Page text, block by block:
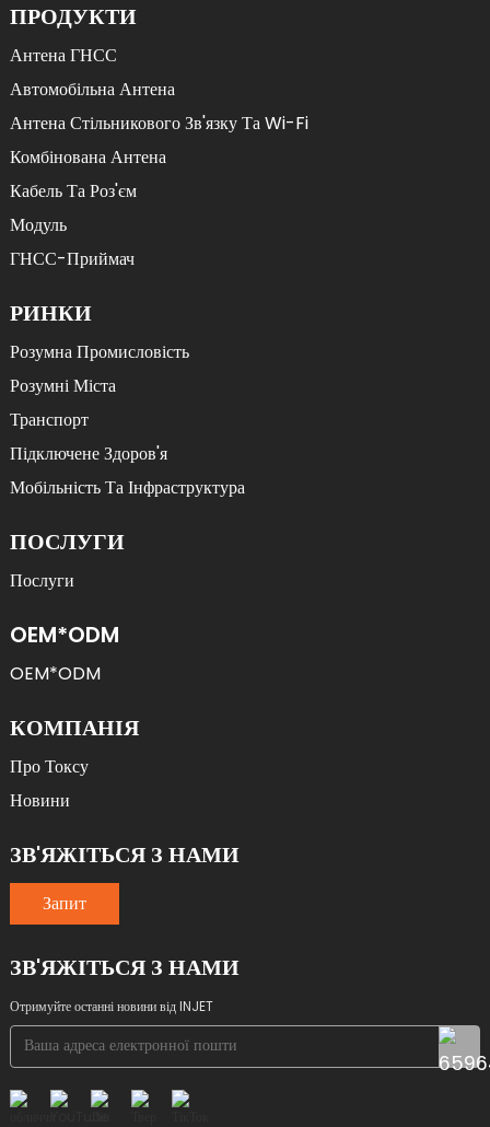
ПРОДУКТИ
Антена ГНСС
Автомобільна Антена
Антена Стільникового Зв'язку Та Wi-Fi
Комбінована Антена
Кабель Та Роз'єм
Модуль
ГНСС-Приймач
РИНКИ
Розумна Промисловість
Розумні Міста
Транспорт
Підключене Здоров'я
Мобільність Та Інфраструктура
ПОСЛУГИ
Послуги
OEM*ODM
OEM*ODM
КОМПАНІЯ
Про Токсу
Новини
ЗВ'ЯЖІТЬСЯ З НАМИ
Запит
ЗВ'ЯЖІТЬСЯ З НАМИ
Отримуйте останні новини від INJET